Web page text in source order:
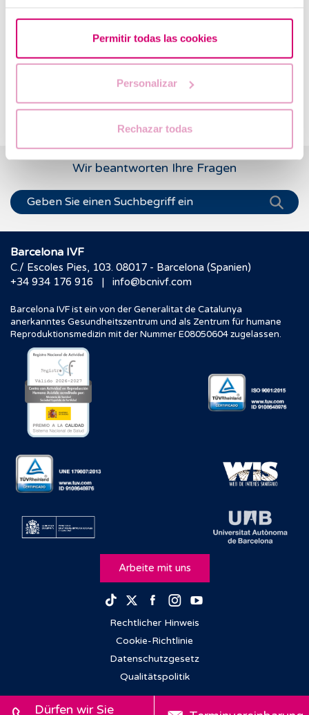
Permitir todas las cookies
Personalizar
Rechazar todas
Eingriff.
Verwenden Sie keine Tampons, sondern
beobachten.
Trinken Sie ausreichend Wasser und ernähren Sie sich
ausgewogen.
Wir beantworten Ihre Fragen
Dürfen wir Sie
Barcelona IVF
C./ Escoles Pies, 103. 08017 - Barcelona (Spanien)
+34 934 176 916
| info@bcnivf.com
Barcelona IVF ist ein von der Generalitat de Catalunya
anerkanntes Gesundheitszentrum und als Zentrum für humane
Reproduktionsmedizin mit der Nummer E08050604 zugelassen.
Arbeite mit uns
TikTokTwitterFacebook
Instagram
Rechtlicher Hinweis
Cookie-Richtlinie
Datenschutzgesetz
Qualitätspolitik